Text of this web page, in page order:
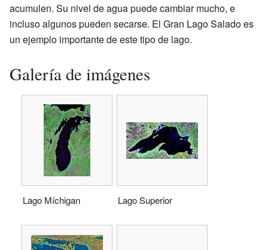
acumulen. Su nivel de agua puede cambiar mucho, e
incluso algunos pueden secarse. El Gran Lago Salado es
un ejemplo importante de este tipo de lago.
Galería de imágenes
Lago Míchigan Lago Superior